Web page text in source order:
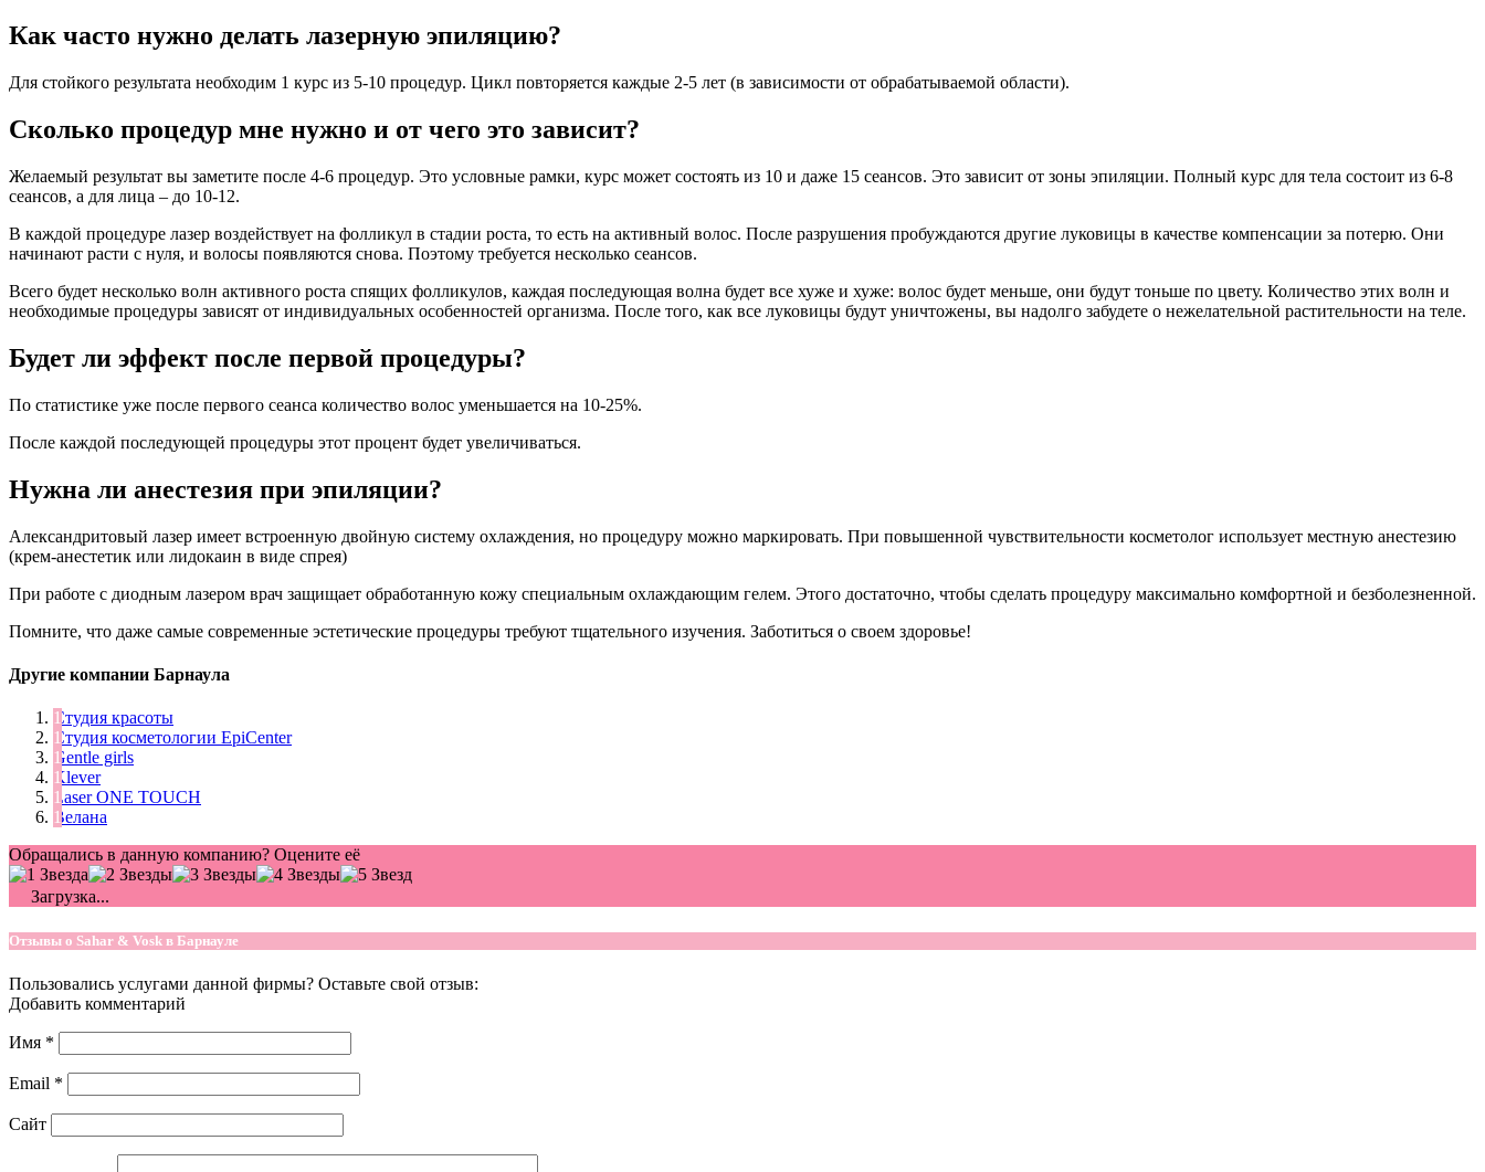
Как часто нужно делать лазерную эпиляцию?
Для стойкого результата необходим 1 курс из 5-10 процедур. Цикл повторяется каждые 2-5 лет (в зависимости от обрабатываемой области).
Сколько процедур мне нужно и от чего это зависит?
Желаемый результат вы заметите после 4-6 процедур. Это условные рамки, курс может состоять из 10 и даже 15 сеансов. Это зависит от зоны эпиляции. Полный курс для тела состоит из 6-8
сеансов, а для лица – до 10-12.
В каждой процедуре лазер воздействует на фолликул в стадии роста, то есть на активный волос. После разрушения пробуждаются другие луковицы в качестве компенсации за потерю. Они
начинают расти с нуля, и волосы появляются снова. Поэтому требуется несколько сеансов.
Всего будет несколько волн активного роста спящих фолликулов, каждая последующая волна будет все хуже и хуже: волос будет меньше, они будут тоньше по цвету. Количество этих волн и
необходимые процедуры зависят от индивидуальных особенностей организма. После того, как все луковицы будут уничтожены, вы надолго забудете о нежелательной растительности на теле.
Будет ли эффект после первой процедуры?
По статистике уже после первого сеанса количество волос уменьшается на 10-25%.
После каждой последующей процедуры этот процент будет увеличиваться.
Нужна ли анестезия при эпиляции?
Александритовый лазер имеет встроенную двойную систему охлаждения, но процедуру можно маркировать. При повышенной чувствительности косметолог использует местную анестезию
(крем-анестетик или лидокаин в виде спрея)
При работе с диодным лазером врач защищает обработанную кожу специальным охлаждающим гелем. Этого достаточно, чтобы сделать процедуру максимально комфортной и безболезненной.
Помните, что даже самые современные эстетические процедуры требуют тщательного изучения. Заботиться о своем здоровье!
Другие компании Барнаула
Студия красоты
Студия косметологии EpiCenter
Gentle girls
Klever
Laser ONE TOUCH
Велана
Обращались в данную компанию? Оцените её
Загрузка...
Отзывы о Sahar & Vosk в Барнауле
Пользовались услугами данной фирмы? Оставьте свой отзыв:
Добавить комментарий
Имя *
Email *
Сайт